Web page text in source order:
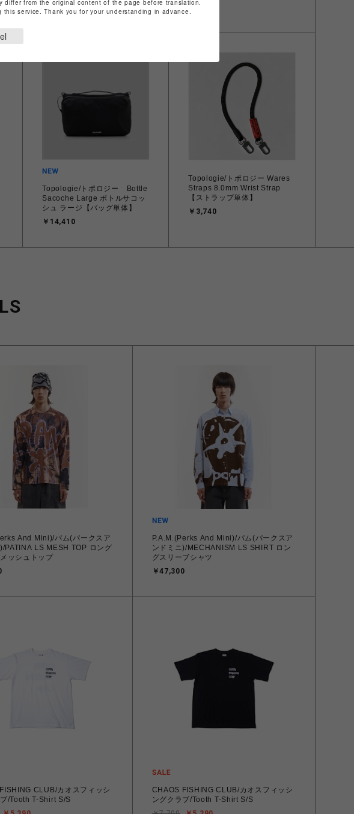
ックパンツ
￥23,100
Topologie/トポロジー Bottle
Sacoche Large ボトルサコッ
シュ ラージ【バッグ単体】
￥14,410
Topologie/トポロジー Wares
Straps 8.0mm Wrist Strap
【ストラップ単体】
￥3,740
And Mini)/パム(パークスア
LS MESH TOP ロング
ッシュトップ
P.A.M.(Perks And Mini)/パム(パークスア
ンドミニ)/MECHANISM LS SHIRT ロン
グスリーブシャツ
￥47,300
CLUB/カオスフィッシ
/Tooth T-Shirt S/S
CHAOS FISHING CLUB/カオスフィッシ
ングクラブ/Tooth T-Shirt S/S
from the original content of the page before translation.
service. Thank you for your understanding in advance.